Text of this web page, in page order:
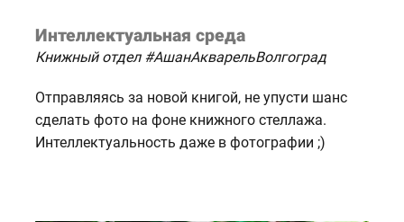
Интеллектуальная среда
Книжный отдел #АшанАкварельВолгоград
Отправляясь за новой книгой, не упусти шанс
сделать фото на фоне книжного стеллажа.
Интеллектуальность даже в фотографии ;)